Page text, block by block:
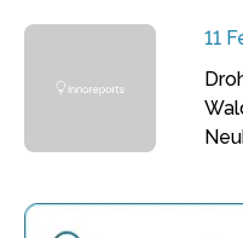
11